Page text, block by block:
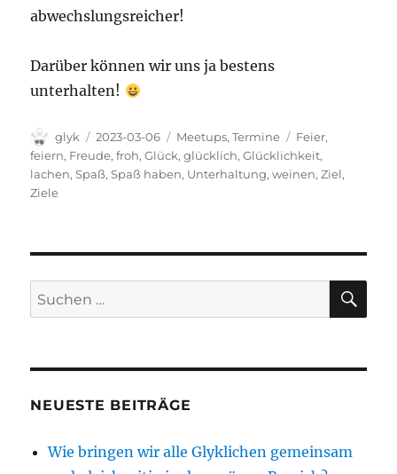
abwechslungsreicher!
Darüber können wir uns ja bestens
unterhalten!
Autor
glyk
Veröffentlicht
am
2023-03-06 Kategorien
Meetups,Termine Schlagwörter
Feier,
feiern, Freude,froh,Glück,glücklich,Glücklichkeit,
lachen,Spaß,Spaß haben, Unterhaltung,weinen,Ziel,
Ziele
Suchen
nach:
NEUESTE BEITRÄGE
Wie bringen wir alle Glyklichen gemeinsam